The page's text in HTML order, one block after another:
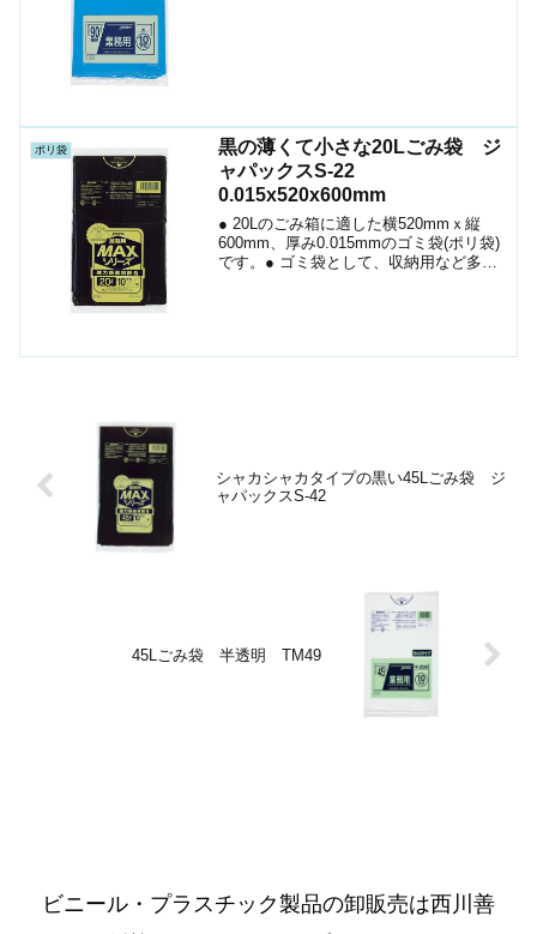
ポリ袋
黒の薄くて小さな20Lごみ袋 ジ
ャパックスS-22
0.015x520x600mm
● 20Lのごみ箱に適した横520mmｘ縦
600mm、厚み0.015mmのゴミ袋(ポリ袋)
です。● ゴミ袋として、収納用など多目
シャカシャカタイプの黒い45Lごみ袋 ジ
ャパックスS-42
45Lごみ袋 半透明 TM49
ビニール・プラスチック製品の卸販売は西川善